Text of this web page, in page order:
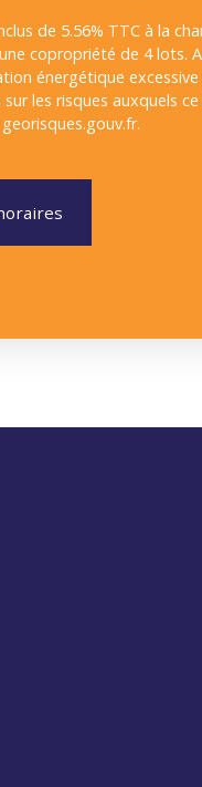
de 5.56% TTC à la
copropriété de 4 lots.
énergétique excessive
les risques auxquels